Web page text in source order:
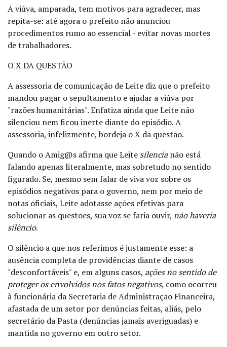
A viúva, amparada, tem motivos para agradecer, mas
repita-se: até agora o prefeito não anunciou
procedimentos rumo ao essencial - evitar novas mortes
de trabalhadores.
O X DA QUESTÃO
A assessoria de comunicação de Leite diz que o prefeito
mandou pagar o sepultamento e ajudar a viúva por
"razões humanitárias". Enfatiza ainda que Leite não
silenciou nem ficou inerte diante do episódio.A
assessoria, infelizmente, bordeja o X da questão.
Quando o Amig@s afirma que Leite silencianão está
falando apenas literalmente, mas sobretudo no sentido
figurado. Se, mesmo sem falar de viva voz sobre os
episódios negativos para o governo, nem por meio de
notas oficiais, Leite adotasse ações efetivas para
solucionar as questões, sua voz se faria ouvir, não haveria
silêncio.
O silêncio a que nos referimos é justamente esse: a
ausência completa de providências diante de casos
"desconfortáveis" e, em alguns casos, ações no sentido de
proteger os envolvidos nos fatos negativos, como ocorreu
à funcionária da Secretaria de Administração Financeira,
afastada de um setor por denúncias feitas, aliás, pelo
secretário da Pasta (denúncias jamais averiguadas) e
mantida no governo em outro setor.